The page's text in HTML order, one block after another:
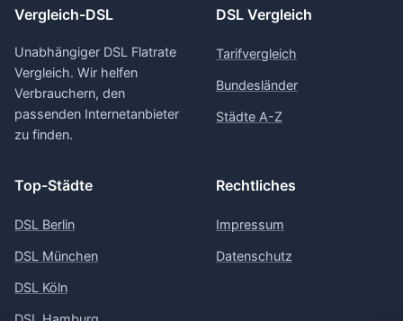
Vergleich-DSL
Unabhängiger DSL Flatrate
Vergleich. Wir helfen
Verbrauchern, den
passenden Internetanbieter
zu finden.
DSL Vergleich
Tarifvergleich
Bundesländer
Städte A-Z
Top-Städte
DSL Berlin
DSL München
DSL Köln
Rechtliches
Impressum
Datenschutz